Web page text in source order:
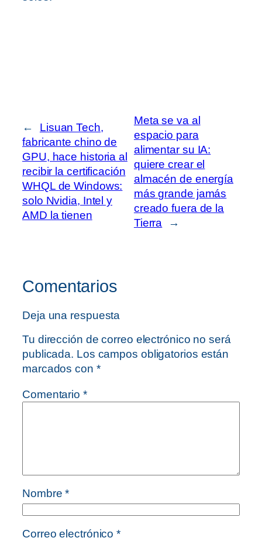
←
Lisuan Tech,
fabricante chino de
GPU, hace historia al
recibir la certificación
WHQL de Windows:
solo Nvidia, Intel y
AMD la tienen
Meta se va al
espacio para
alimentar su IA:
quiere crear el
almacén de energía
más grande jamás
creado fuera de la
Tierra
→
Comentarios
Deja una respuesta
Tu dirección de correo electrónico no será
publicada. Los campos obligatorios están
marcados con *
Comentario *
Nombre*
Correo electrónico*